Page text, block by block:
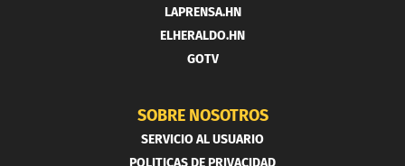
LAPRENSA.HN
ELHERALDO.HN
GOTV
SOBRE NOSOTROS
SERVICIO AL USUARIO